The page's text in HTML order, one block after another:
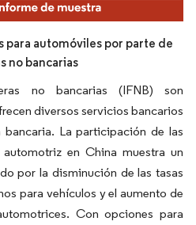
para automóviles por parte de
no bancarias
no bancarias (IFNB) son
diversos servicios bancarios
La participación de las
en China muestra un
por la disminución de las tasas
para vehículos y el aumento de
Con opciones para